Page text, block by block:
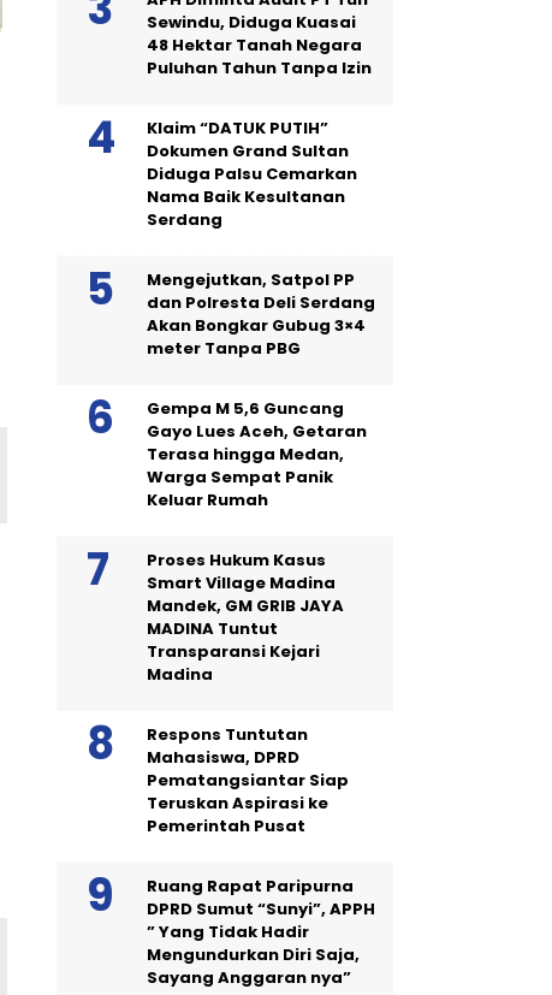
Sewindu, Diduga Kuasai
48 Hektar Tanah Negara
Puluhan Tahun Tanpa Izin
Klaim “DATUK PUTIH”
Dokumen Grand Sultan
Diduga Palsu Cemarkan
Nama Baik Kesultanan
Serdang
Mengejutkan, Satpol PP
dan Polresta Deli Serdang
Akan Bongkar Gubug 3×4
meter Tanpa PBG
Gempa M 5,6 Guncang
Gayo Lues Aceh, Getaran
Terasa hingga Medan,
Warga Sempat Panik
Keluar Rumah
Proses Hukum Kasus
Smart Village Madina
Mandek, GM GRIB JAYA
MADINA Tuntut
Transparansi Kejari
Madina
Respons Tuntutan
Mahasiswa, DPRD
Pematangsiantar Siap
Teruskan Aspirasi ke
Pemerintah Pusat
Ruang Rapat Paripurna
DPRD Sumut “Sunyi”, APPH
” Yang Tidak Hadir
Mengundurkan Diri Saja,
Sayang Anggaran nya”